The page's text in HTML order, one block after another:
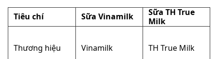
Tiêu chí Sữa Vinamilk
Sữa TH True
Milk
Thương hiệu Vinamilk TH True Milk